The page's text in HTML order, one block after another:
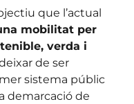
que l’actual
mobilitat per
verda i
de ser
sistema públic
demarcació de